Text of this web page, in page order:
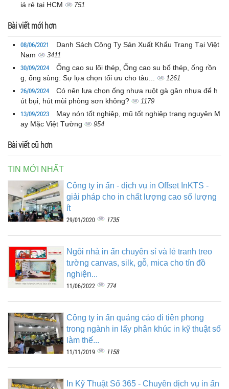
iá rẻ tại HCM
751
Bài viết mới hơn
08/06/2021
Danh Sách Công Ty Sản Xuất Khẩu Trang Tại Việt
Nam
3411
30/09/2024
Ống cao su lõi thép, Ống cao su bố thép, ống rồn
g, ống sùng: Sự lựa chọn tối ưu cho tàu...
1261
26/09/2024
Có nên lựa chọn ống nhựa ruột gà gân nhựa để h
út bụi, hút mùi phòng sơn không?
1179
13/09/2023
May nón tốt nghiệp, mũ tốt nghiệp trạng nguyên M
ay Mặc Việt Tường
954
Bài viết cũ hơn
TIN MỚI NHẤT
Công ty in ấn - dịch vụ in Offset InKTS -
giải pháp cho in chất lượng cao số lượng
ít
29/01/2020 1735
Ngôi nhà in ấn chuyên sỉ và lẻ tranh treo
tường canvas, silk, gỗ, mica cho tín đồ
nghiện...
11/06/2022 774
Công ty in ấn quảng cáo đi tiên phong
trong ngành in lấy phân khúc in kỹ thuật số
làm thế...
11/11/2019 1158
In Kỹ Thuật Số 365 - Chuyên dịch vụ in ấn